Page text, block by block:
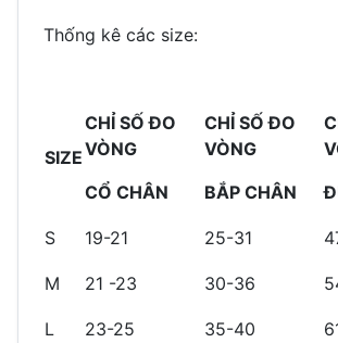
Thống kê các size:
SIZE
CHỈ SỐ ĐO
VÒNG
CỔ CHÂN
CHỈ SỐ ĐO
VÒNG
BẮP CHÂN
S 19-21 25-31
M 21 -23 30-36
L 23-25 35-40